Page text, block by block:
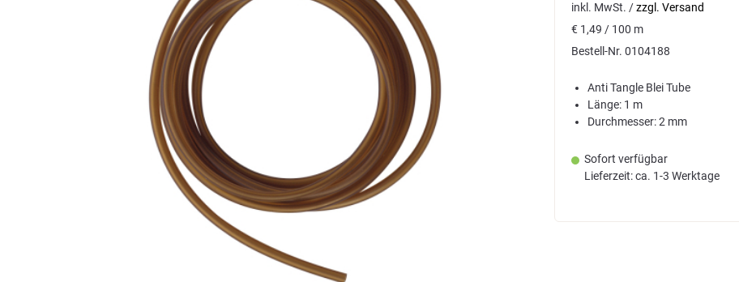
inkl. MwSt. /zzgl. Versand
€ 1,49 / 100 m
Bestell-Nr. 0104188
Anti Tangle Blei Tube
Länge: 1 m
Durchmesser: 2 mm
Sofort verfügbar
Lieferzeit: ca. 1-3 Werktage